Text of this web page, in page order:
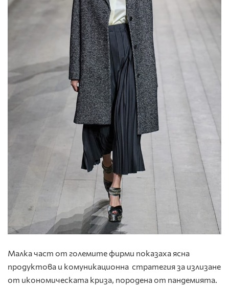
Малка част от големите фирми показаха ясна
продуктова и комуникационна стратегия за излизане
от икономическата криза, породена от пандемията.